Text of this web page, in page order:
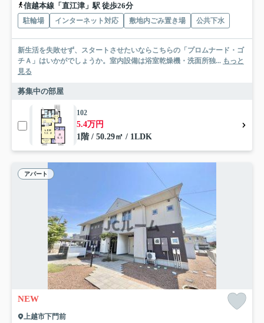
信越本線「直江津」駅 徒歩26分
駐輪場 インターネット対応 敷地内ごみ置き場 公共下水
新生活を失敗せず、スタートさせたいならこちらの「プロムナード・ゴ
チＡ」はいかがでしょうか。室内設備は浴室乾燥機・洗面所独... もっと
見る
募集中の部屋
102
5.4万円
1階 / 50.29㎡ / 1LDK
アパート
NEW
上越市下門前